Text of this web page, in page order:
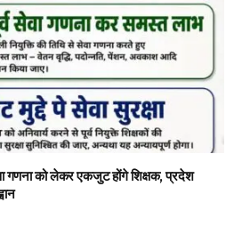
गणना को लेकर एकजुट होंगे शिक्षक, प्रदेश